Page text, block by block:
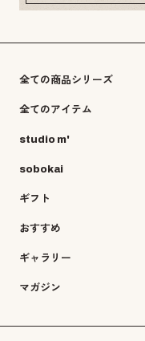
全ての商品シリーズ
全てのアイテム
studio m'
sobokai
ギフト
おすすめ
ギャラリー
マガジン